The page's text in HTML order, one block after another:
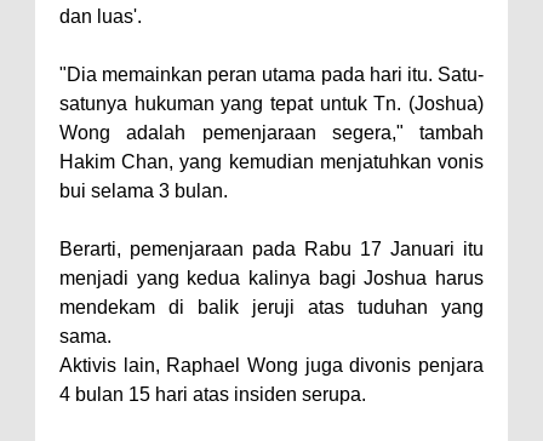
dan luas'.
"Dia memainkan peran utama pada hari itu. Satu-
satunya hukuman yang tepat untuk Tn. (Joshua)
Wong adalah pemenjaraan segera," tambah
Hakim Chan, yang kemudian menjatuhkan vonis
bui selama 3 bulan.
Berarti, pemenjaraan pada Rabu 17 Januari itu
menjadi yang kedua kalinya bagi Joshua harus
mendekam di balik jeruji atas tuduhan yang
sama.
Aktivis lain, Raphael Wong juga divonis penjara
4 bulan 15 hari atas insiden serupa.